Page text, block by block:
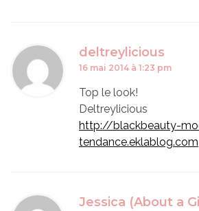
deltreylicious
16 mai 2014 à 1:23 pm
Top le look!
Deltreylicious
http://blackbeauty-
tendance.eklablog.com
Jessica (About a